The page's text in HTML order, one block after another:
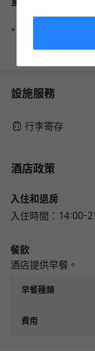
請注意，預訂
設施服務
行李寄存
酒店政策
入住和退房
入住時間：
餐飲
酒店提供早餐。
早餐種類
費用